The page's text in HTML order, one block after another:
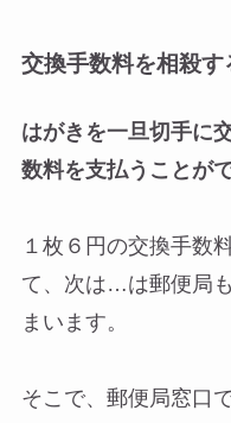
交換手数料を相殺す
はがきを一旦切手に
数料を支払うことが
１枚６円の交換手数
て、次は…は郵便局
まいます。
そこで、郵便局窓口